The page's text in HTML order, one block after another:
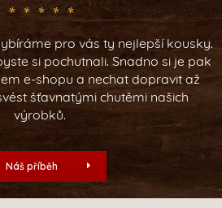
pro vás ty nejlepší kousky.
si pochutnali. Snadno si je pak
e-shopu a nechat dopravit až
šťavnatými chutěmi našich
výrobků.
Náš příběh